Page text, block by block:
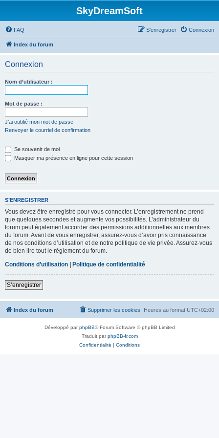
SkyDreamSoft
FAQ Connexion
S’enregistrer
Index du forum
Connexion
Nom d’utilisateur :
Mot de passe :
J’ai oublié mon mot de passe
Renvoyer le courriel de confirmation
Se souvenir de moi
Masquer ma présence en ligne pour cette session
S’ENREGISTRER
Vous devez être enregistré pour vous connecter. L’enregistrement ne prend
que quelques secondes et augmente vos possibilités. L’administrateur du
forum peut également accorder des permissions additionnelles aux membres
du forum. Avant de vous enregistrer, assurez-vous d’avoir pris connaissance
de nos conditions d’utilisation et de notre politique de vie privée. Assurez-vous
de bien lire tout le règlement du forum.
Conditions d’utilisation | Politique de confidentialité
S’enregistrer
Index du forum Heures au format UTC+02:00
Supprimer les cookies
Développé parphpBB® Forum Software © phpBB Limited
Traduit parphpBB-fr.com
Confidentialité | Conditions